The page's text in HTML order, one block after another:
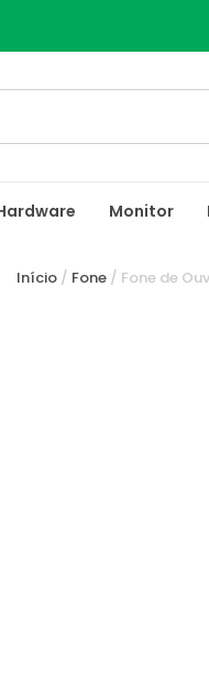
Monitor
Início / Fone / Fone de